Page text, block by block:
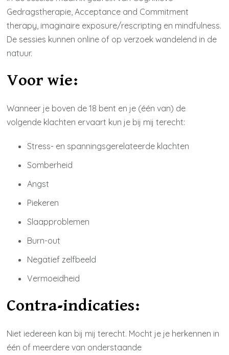
Gedragstherapie, Acceptance and Commitment
therapy, imaginaire exposure/rescripting en mindfulness.
De sessies kunnen online of op verzoek wandelend in de
natuur.
Voor wie:
Wanneer je boven de 18 bent en je (één van) de
volgende klachten ervaart kun je bij mij terecht:
Stress- en spanningsgerelateerde klachten
Somberheid
Angst
Piekeren
Slaapproblemen
Burn-out
Negatief zelfbeeld
Vermoeidheid
Contra-indicaties:
Niet iedereen kan bij mij terecht. Mocht je je herkennen in
één of meerdere van onderstaande